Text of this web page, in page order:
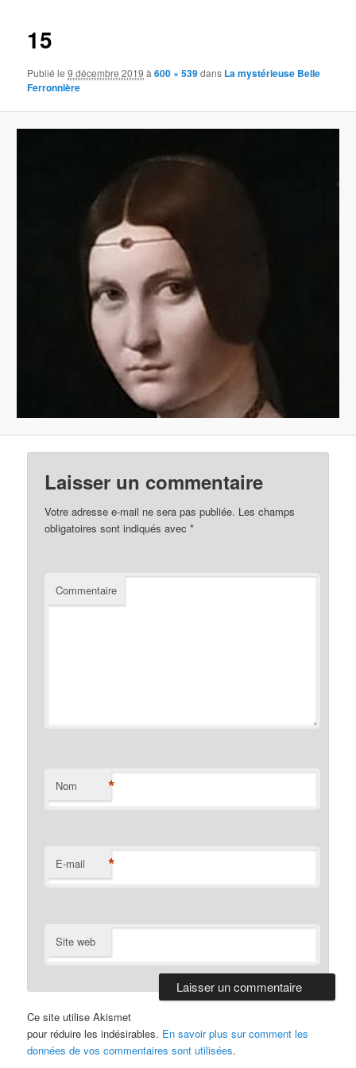
15
Publié le9 décembre 2019 à600 × 539dans La mystérieuse Belle
Ferronnière
Laisser un commentaire
Votre adresse e-mail ne sera pas publiée. Les champs
obligatoires sont indiqués avec*
Commentaire
Nom *
E-mail *
Site web
Ce site utilise Akismet
pour réduire les indésirables. En savoir plus sur comment les
données de vos commentaires sont utilisées.